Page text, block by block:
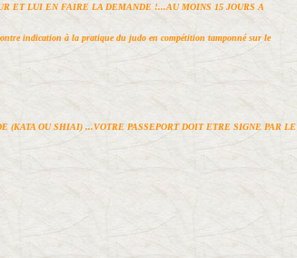
ET LUI EN FAIRE LA DEMANDE !...AU MOINS 15 JOURS A
indication à la pratique du judo en compétition tamponné sur le
(KATA OU SHIAI) ...VOTRE PASSEPORT DOIT ETRE SIGNE PAR LE